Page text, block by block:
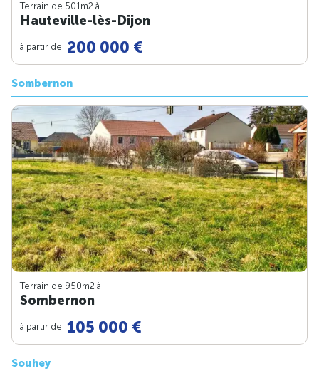
Terrain de 501m2 à
Hauteville-lès-Dijon
à partir de 200 000 €
Sombernon
Terrain de 950m2 à
Sombernon
à partir de 105 000 €
Souhey